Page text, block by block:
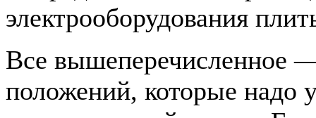
электрооборудования
Все вышеперечисленное —
положений, которые надо